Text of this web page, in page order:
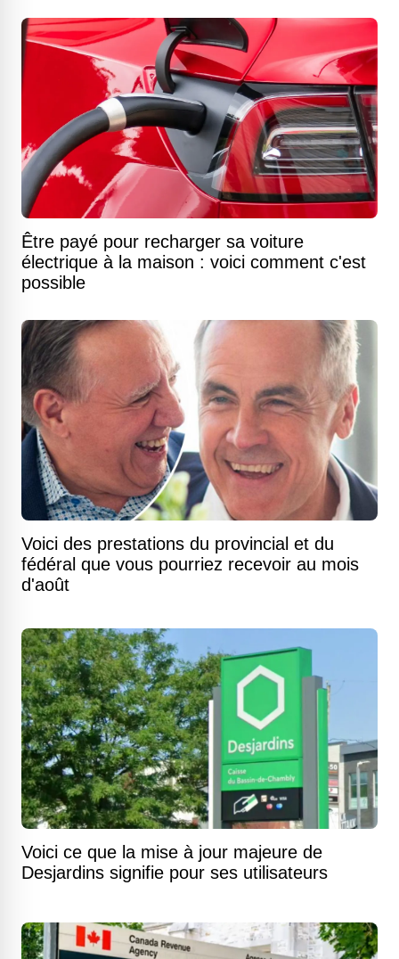
Être payé pour recharger sa voiture
électrique à la maison : voici comment c'est
possible
Voici des prestations du provincial et du
fédéral que vous pourriez recevoir au mois
d'août
Voici ce que la mise à jour majeure de
Desjardins signifie pour ses utilisateurs